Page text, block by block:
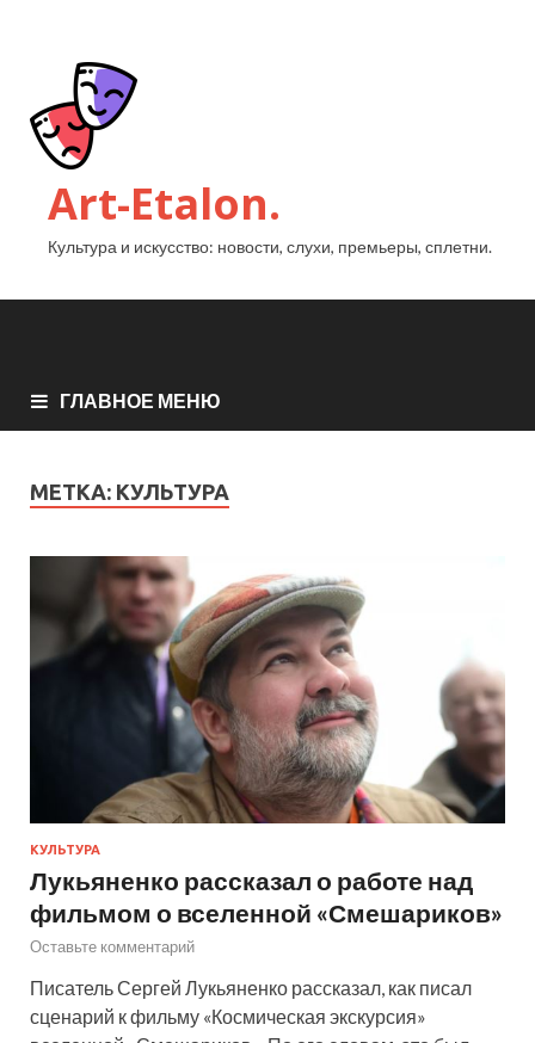
Art-Etalon.
Культура и искусство: новости, слухи, премьеры, сплетни.
ГЛАВНОЕ МЕНЮ
МЕТКА: КУЛЬТУРА
КУЛЬТУРА
Лукьяненко рассказал о работе над
фильмом о вселенной «Смешариков»
Оставьте комментарий
Писатель Сергей Лукьяненко рассказал, как писал
сценарий к фильму «Космическая экскурсия»